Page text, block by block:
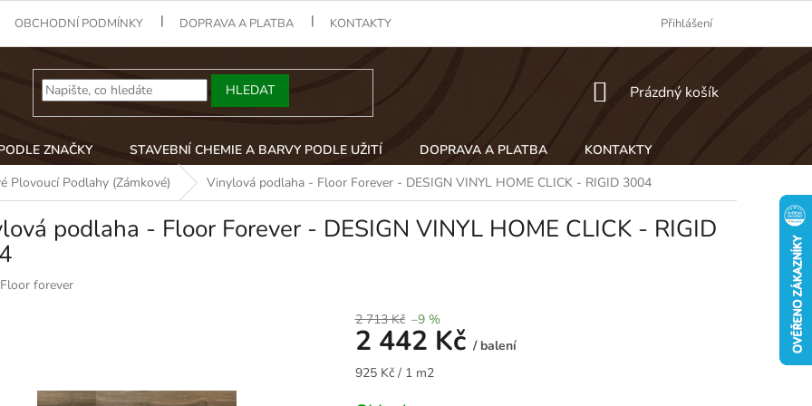
OBCHODNÍ PODMÍNKY DOPRAVA A PLATBA KONTAKTY Přihlášení
HLEDAT
NÁKUPNÍ
Prázdný košík
ZNAČKY STAVEBNÍ CHEMIE A BARVY PODLE UŽITÍ DOPRAVA A PLATBA
KONTAKTY
Plovoucí Podlahy (Zámkové) Vinylová podlaha - Floor Forever - DESIGN VINYL HOME CLICK - RIGID 3004
podlaha - Floor Forever - DESIGN VINYL HOME CLICK - RIGID
Floor forever
2 713 Kč –9 %
2 442 Kč / balení
Měrná
925 Kč / 1 m2